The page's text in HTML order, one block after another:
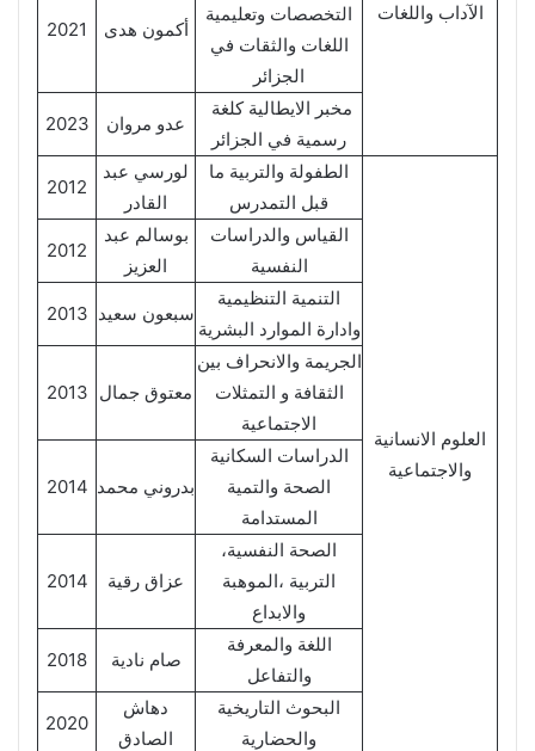
الآداب واللغات
التخصصات وتعليمية
اللغات والثقات في
الجزائر
أكمون هدى 2021
مخبر الايطالية كلغة
رسمية في الجزائر
عدو مروان 2023
العلوم الانسانية
والاجتماعية
الطفولة والتربية ما
قبل التمدرس
لورسي عبد
القادر
2012
القياس والدراسات
النفسية
بوسالم عبد
العزيز
2012
التنمية التنظيمية
وادارة الموارد البشرية
سبعون سعيد 2013
الجريمة والانحراف بين
الثقافة و التمثلات
الاجتماعية
معتوق جمال 2013
الدراسات السكانية
الصحة والتمية
المستدامة
بدروني محمد 2014
الصحة النفسية،
التربية ،الموهبة
والابداع
عزاق رقية 2014
اللغة والمعرفة
والتفاعل
صام نادية 2018
البحوث التاريخية
والحضارية
دهاش
الصادق
2020